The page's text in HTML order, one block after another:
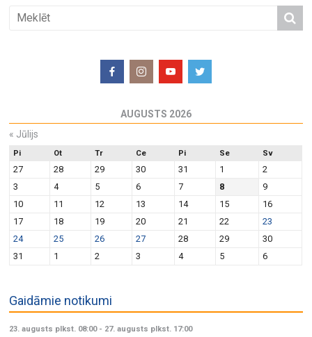
AUGUSTS 2026
« Jūlijs
Pi Ot Tr Ce Pi Se Sv
27 28 29 30 31 1
2
3
4 5 6 7 8
9
10
11 12 13 14 15
16
17
18 19 20 21 22
23
24
25 26 27 28 29
30
31
1 2 3 4 5 6
Gaidāmie notikumi
23. augusts plkst. 08:00- 27. augusts plkst. 17:00